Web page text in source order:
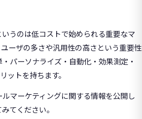
うのは低コストで始められる重要なマ
ーザの多さや汎用性の高さという重要性
パーソナライズ・自動化・効果測定・
ットを持ちます。
マーケティングに関する情報を公開し
てください。